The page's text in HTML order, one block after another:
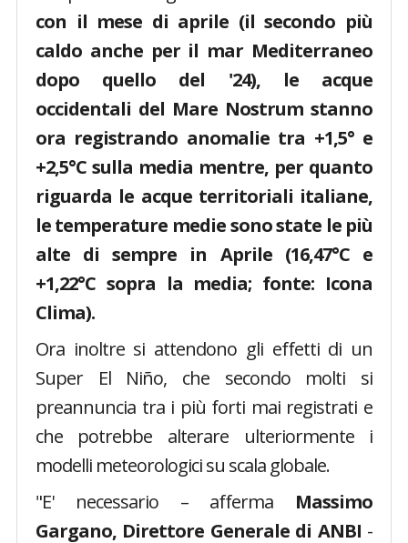
con il mese di aprile (il secondo più
caldo anche per il mar Mediterraneo
dopo quello del '24), le acque
occidentali del Mare Nostrum stanno
ora registrando anomalie tra +1,5° e
+2,5°C sulla media mentre, per quanto
riguarda le acque territoriali italiane,
le temperature medie sono state le più
alte di sempre in Aprile (16,47°C e
+1,22°C sopra la media; fonte: Icona
Clima).
Ora inoltre si attendono gli effetti di un
Super El Niño, che secondo molti si
preannuncia tra i più forti mai registrati e
che potrebbe alterare ulteriormente i
modelli meteorologici su scala globale.
"E' necessario – afferma Massimo
Gargano, Direttore Generale di ANBI -